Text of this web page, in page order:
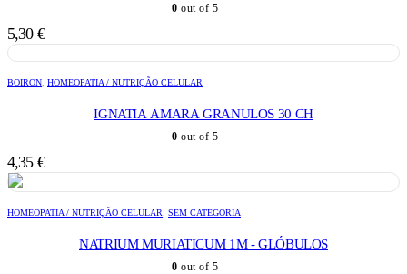
0 out of 5
5,30 €
BOIRON HOMEOPATIA / NUTRIÇÃO CELULAR
IGNATIA AMARA GRANULOS 30 CH
0 out of 5
4,35 €
HOMEOPATIA / NUTRIÇÃO CELULAR SEM CATEGORIA
NATRIUM MURIATICUM 1M - GLÓBULOS
0 out of 5